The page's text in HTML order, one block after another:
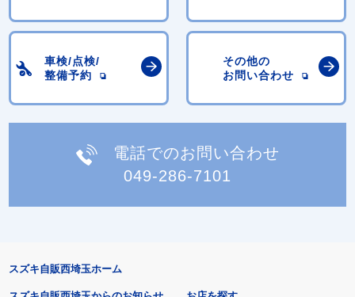
車検/点検/
整備予約
その他の
お問い合わせ
電話でのお問い合わせ
049-286-7101
スズキ自販西埼玉ホーム